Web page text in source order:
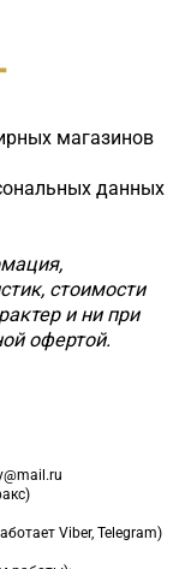
магазинов
данных
стоимости
и ни при
офертой.
Viber, Telegram)